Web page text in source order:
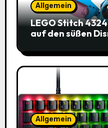
Allgemein
LEGO Stitch
auf den süßen
Allgemein